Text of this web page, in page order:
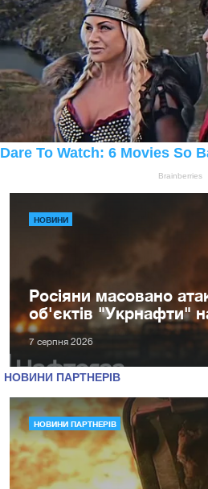
НОВИНИ
Росіяни масовано
об'єктів "Укрнафти"
7 серпня 2026